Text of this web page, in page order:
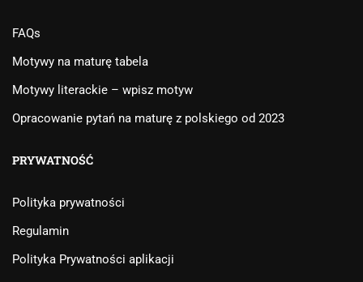
FAQs
Motywy na maturę tabela
Motywy literackie – wpisz motyw
Opracowanie pytań na maturę z polskiego od 2023
PRYWATNOŚĆ
Polityka prywatności
Regulamin
Polityka Prywatności aplikacji